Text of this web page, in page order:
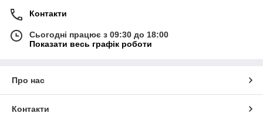
Контакти
Сьогодні працює з 09:30 до 18:00
Показати весь графік роботи
Про нас
Контакти